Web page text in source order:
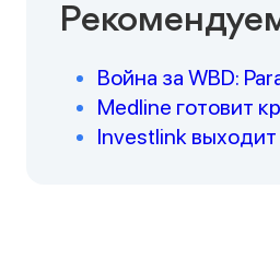
Война за WBD:
Medline готовит
Investlink